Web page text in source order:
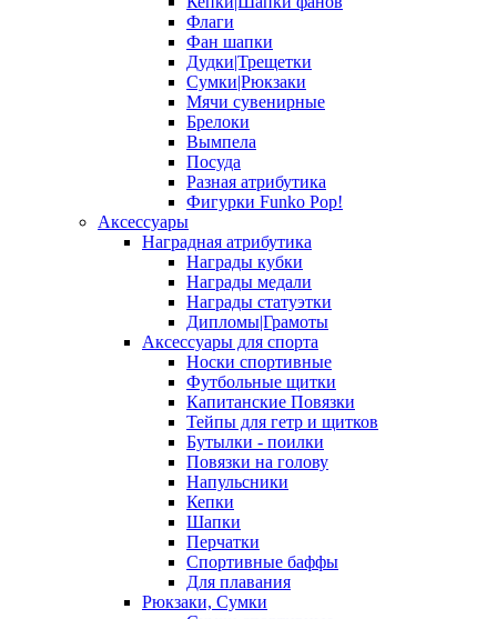
Флаги
Фан шапки
Дудки|Трещетки
Сумки|Рюкзаки
Мячи сувенирные
Брелоки
Вымпела
Посуда
Разная атрибутика
Фигурки Funko Pop!
Аксессуары
Наградная атрибутика
Награды кубки
Награды медали
Награды статуэтки
Дипломы|Грамоты
Аксессуары для спорта
Носки спортивные
Футбольные щитки
Капитанские Повязки
Тейпы для гетр и щитков
Бутылки - поилки
Повязки на голову
Напульсники
Кепки
Шапки
Перчатки
Спортивные баффы
Для плавания
Рюкзаки, Сумки